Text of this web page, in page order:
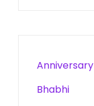
Anniversary
Bhabhi